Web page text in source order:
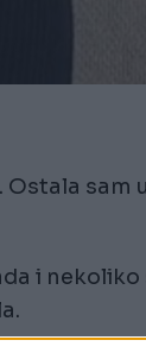
sam
i nekoliko